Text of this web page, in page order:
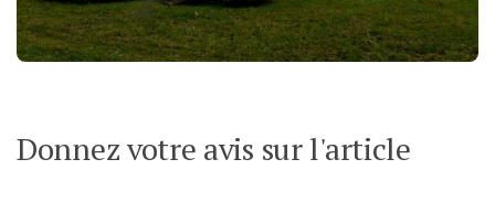
Donnez votre avis sur l'article